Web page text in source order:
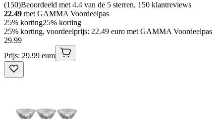
(150)Beoordeeld met 4.4 van de 5 sterren, 150 klantreviews
22.49 met GAMMA Voordeelpas
25% korting25% korting
25% korting, voordeelprijs: 22.49 euro met GAMMA Voordeelpas
29.99
Prijs: 29.99 euro